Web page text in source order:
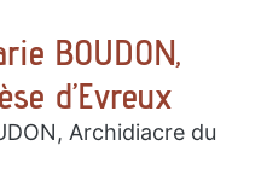
BOUDON,
d’Evreux
Archidiacre du